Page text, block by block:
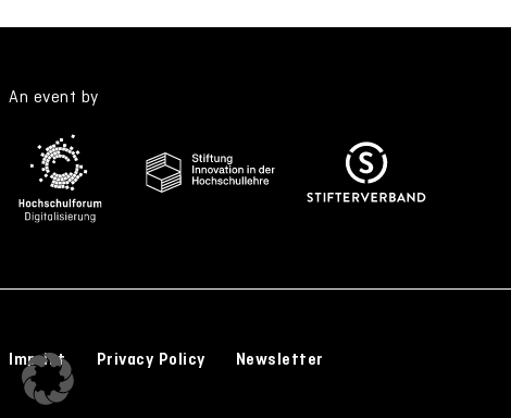
An event by
Imprint Privacy Policy Newsletter